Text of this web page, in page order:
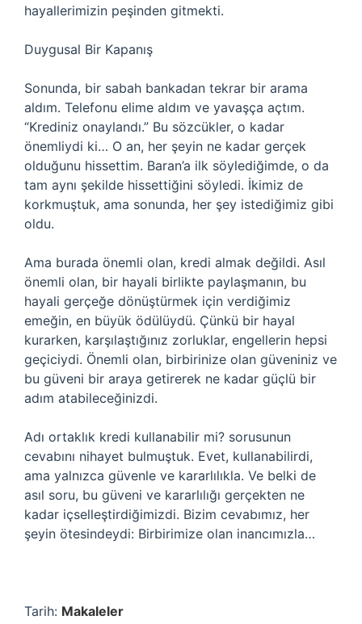
hayallerimizin peşinden gitmekti.
Duygusal Bir Kapanış
Sonunda, bir sabah bankadan tekrar bir arama
aldım. Telefonu elime aldım ve yavaşça açtım.
“Krediniz onaylandı.” Bu sözcükler, o kadar
önemliydi ki… O an, her şeyin ne kadar gerçek
olduğunu hissettim. Baran’a ilk söylediğimde, o da
tam aynı şekilde hissettiğini söyledi. İkimiz de
korkmuştuk, ama sonunda, her şey istediğimiz gibi
oldu.
Ama burada önemli olan, kredi almak değildi. Asıl
önemli olan, bir hayali birlikte paylaşmanın, bu
hayali gerçeğe dönüştürmek için verdiğimiz
emeğin, en büyük ödülüydü. Çünkü bir hayal
kurarken, karşılaştığınız zorluklar, engellerin hepsi
geçiciydi. Önemli olan, birbirinize olan güveniniz ve
bu güveni bir araya getirerek ne kadar güçlü bir
adım atabileceğinizdi.
Adı ortaklık kredi kullanabilir mi? sorusunun
cevabını nihayet bulmuştuk. Evet, kullanabilirdi,
ama yalnızca güvenle ve kararlılıkla. Ve belki de
asıl soru, bu güveni ve kararlılığı gerçekten ne
kadar içselleştirdiğimizdi. Bizim cevabımız, her
şeyin ötesindeydi: Birbirimize olan inancımızla…
Tarih: Makaleler